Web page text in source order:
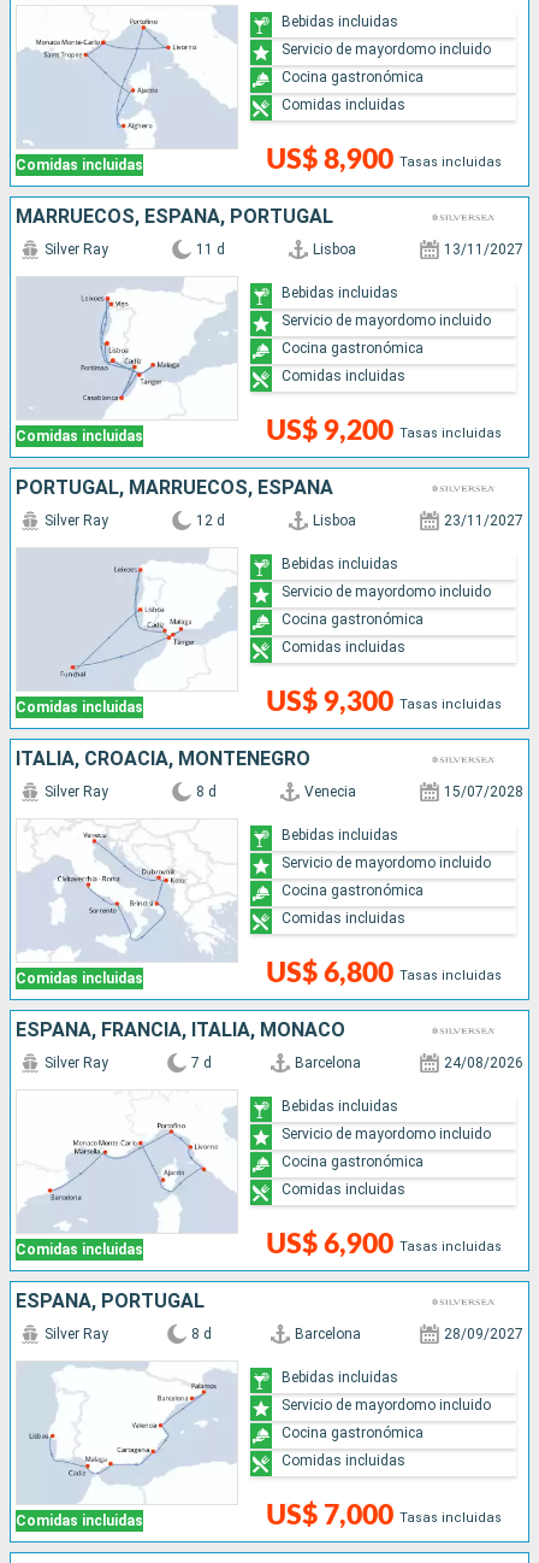
Comidas incluidas US$ 8,900 Tasas incluidas
Bebidas incluidas
Servicio de mayordomo incluido
Cocina gastronómica
Comidas incluidas
MARRUECOS, ESPAÑA, PORTUGAL
Comidas incluidas
Silver Ray 11 d Lisboa 13/11/2027
US$ 9,200 Tasas incluidas
Bebidas incluidas
Servicio de mayordomo incluido
Cocina gastronómica
Comidas incluidas
PORTUGAL, MARRUECOS, ESPAÑA
Comidas incluidas
Silver Ray 12 d Lisboa 23/11/2027
US$ 9,300 Tasas incluidas
Bebidas incluidas
Servicio de mayordomo incluido
Cocina gastronómica
Comidas incluidas
ITALIA, CROACIA, MONTENEGRO
Comidas incluidas
Silver Ray 8 d Venecia 15/07/2028
US$ 6,800 Tasas incluidas
Bebidas incluidas
Servicio de mayordomo incluido
Cocina gastronómica
Comidas incluidas
ESPAÑA, FRANCIA, ITALIA, MONACO
Comidas incluidas
Silver Ray 7 d Barcelona 24/08/2026
US$ 6,900 Tasas incluidas
Bebidas incluidas
Servicio de mayordomo incluido
Cocina gastronómica
Comidas incluidas
ESPAÑA, PORTUGAL
Comidas incluidas
Silver Ray 8 d Barcelona 28/09/2027
US$ 7,000 Tasas incluidas
Bebidas incluidas
Servicio de mayordomo incluido
Cocina gastronómica
Comidas incluidas